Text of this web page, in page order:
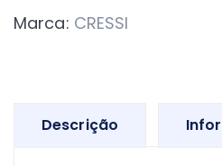
Marca: CRESSI
Descrição